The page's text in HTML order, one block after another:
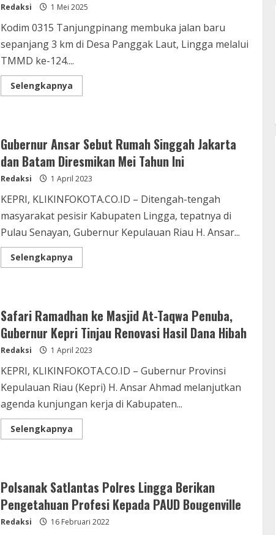
Redaksi 1 Mei 2025
Kodim 0315 Tanjungpinang membuka jalan baru
sepanjang 3 km di Desa Panggak Laut, Lingga melalui
TMMD ke-124....
Selengkapnya
Gubernur Ansar Sebut Rumah Singgah Jakarta
dan Batam Diresmikan Mei Tahun Ini
Redaksi 1 April 2023
KEPRI, KLIKINFOKOTA.CO.ID – Ditengah-tengah
masyarakat pesisir Kabupaten Lingga, tepatnya di
Pulau Senayan, Gubernur Kepulauan Riau H. Ansar...
Selengkapnya
Safari Ramadhan ke Masjid At-Taqwa Penuba,
Gubernur Kepri Tinjau Renovasi Hasil Dana Hibah
Redaksi 1 April 2023
KEPRI, KLIKINFOKOTA.CO.ID – Gubernur Provinsi
Kepulauan Riau (Kepri) H. Ansar Ahmad melanjutkan
agenda kunjungan kerja di Kabupaten...
Selengkapnya
Polsanak Satlantas Polres Lingga Berikan
Pengetahuan Profesi Kepada PAUD Bougenville
Redaksi 16 Februari 2022